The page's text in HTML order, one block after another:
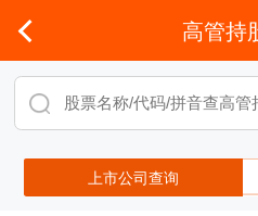
高管持
上市公司查询